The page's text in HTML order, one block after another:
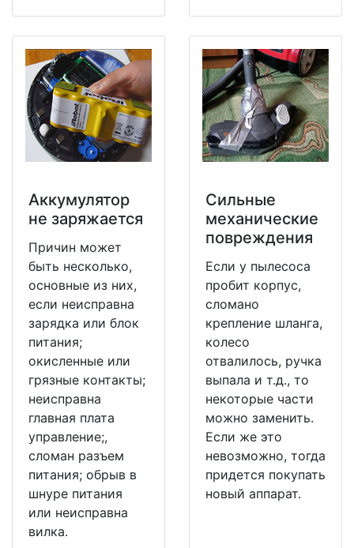
Аккумулятор
не заряжается
Причин может
быть несколько,
основные из них,
если неисправна
зарядка или блок
питания;
окисленные или
грязные контакты;
неисправна
главная плата
управление;,
сломан разъем
питания; обрыв в
шнуре питания
или неисправна
вилка.
Сильные
механические
повреждения
Если у пылесоса
пробит корпус,
сломано
крепление шланга,
колесо
отвалилось, ручка
выпала и т.д., то
некоторые части
можно заменить.
Если же это
невозможно, тогда
придется покупать
новый аппарат.